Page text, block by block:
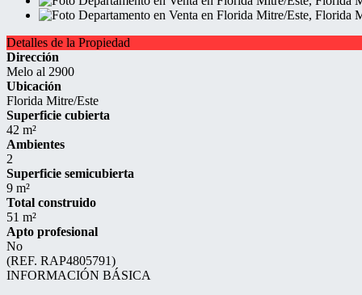
Detalles de la Propiedad
Dirección
Melo al 2900
Ubicación
Florida Mitre/Este
Superficie cubierta
42 m²
Ambientes
2
Superficie semicubierta
9 m²
Total construido
51 m²
Apto profesional
No
(REF. RAP4805791)
INFORMACIÓN BÁSICA